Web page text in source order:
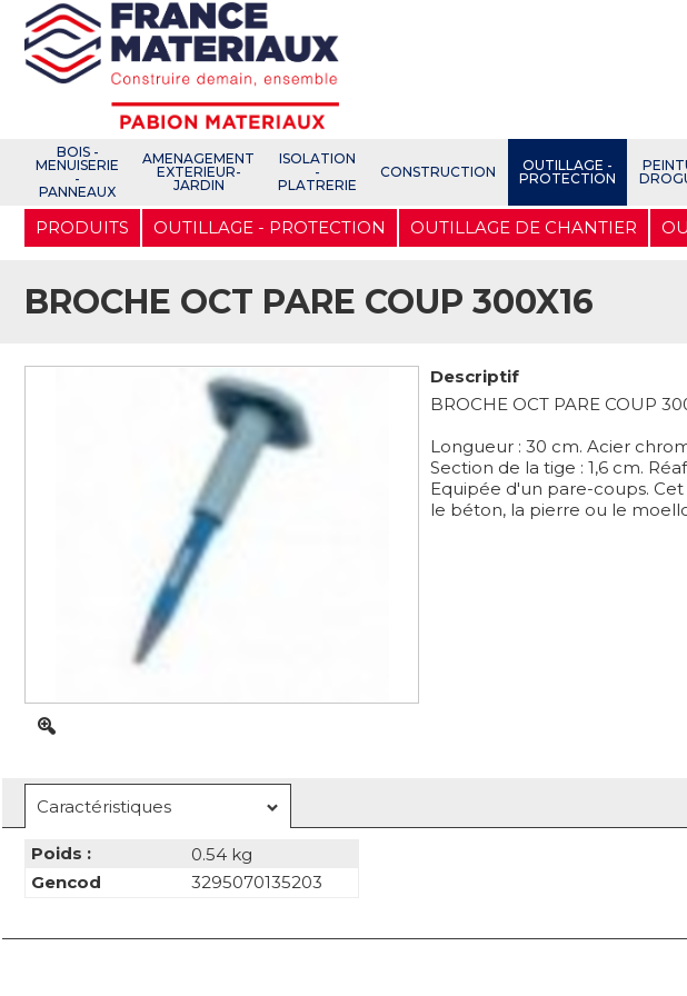
Aller
contenu
BOIS -
MENUISERIE
-
PANNEAUX
AMENAGEMENT
EXTERIEUR-
JARDIN
ISOLATION
-
PLATRERIE
CONSTRUCTION
OUTILLAGE -
PROTECTION
PRODUITS OUTILLAGE - PROTECTION OUTILLAGE DE CHANTIER
BROCHE OCT PARE COUP 300X16
Descriptif
BROCHE OCT PARE COUP
Longueur : 30 cm. Acier
Section de la tige : 1,6 cm.
Equipée d'un pare-coups.
le béton, la pierre ou le
Caractéristiques
Poids :
0.54 kg
Gencod
3295070135203